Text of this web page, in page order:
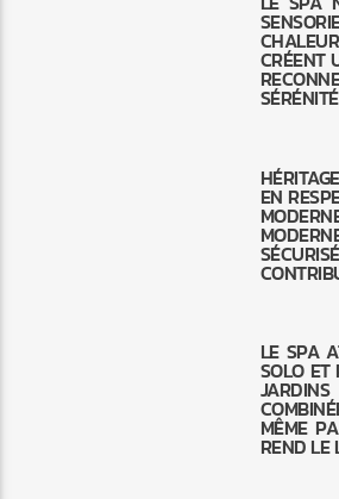
CRÉENT
EN
LE SPA
SOLO
JARDINS
MÊME
REND LE